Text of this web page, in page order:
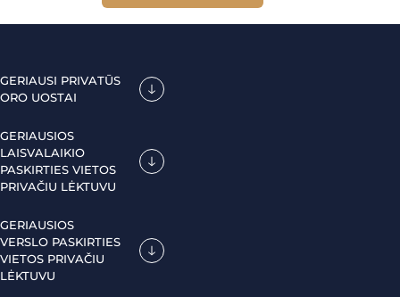
GERIAUSI PRIVATŪS
ORO UOSTAI
GERIAUSIOS
LAISVALAIKIO
PASKIRTIES VIETOS
PRIVAČIU LĖKTUVU
GERIAUSIOS
VERSLO PASKIRTIES
VIETOS PRIVAČIU
LĖKTUVU